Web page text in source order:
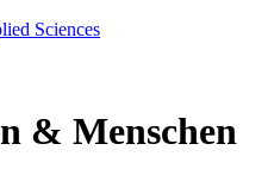
Sciences
& Men­schen